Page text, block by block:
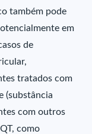
também pode
em
de
tratados com
(substância
com outros
como